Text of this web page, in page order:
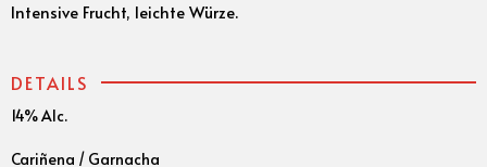
Intensive Frucht, leichte Würze.
DETAILS
14% Alc.
Cariñena / Garnacha